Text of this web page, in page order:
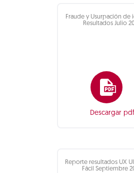
Fraude y Usurpación de
Resultados Julio
Descargar pdf
Reporte resultados UX
Fácil Septiembre